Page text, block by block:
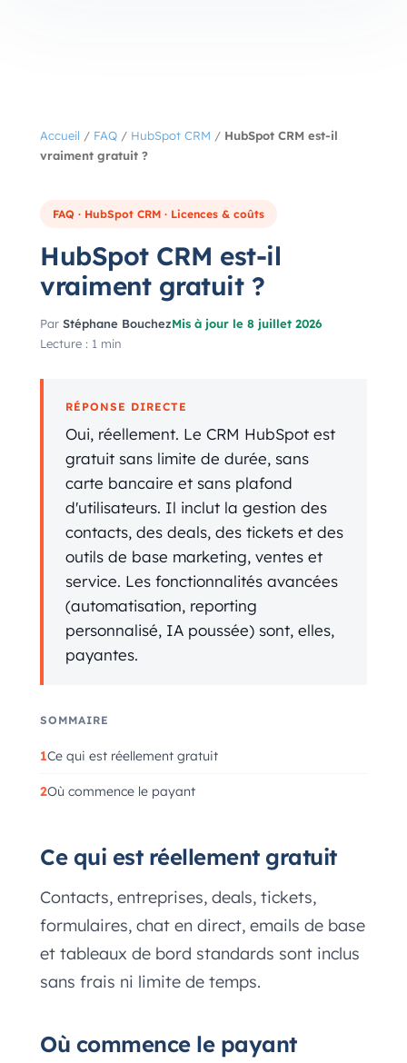
Accueil / FAQ / HubSpot CRM / HubSpot CRM est-il
vraiment gratuit ?
FAQ · HubSpot CRM · Licences & coûts
HubSpot CRM est-il
vraiment gratuit ?
Par Stéphane BouchezMis à jour le 8 juillet 2026
Lecture : 1 min
RÉPONSE DIRECTE
Oui, réellement. Le CRM HubSpot est
gratuit sans limite de durée, sans
carte bancaire et sans plafond
d'utilisateurs. Il inclut la gestion des
contacts, des deals, des tickets et des
outils de base marketing, ventes et
service. Les fonctionnalités avancées
(automatisation, reporting
personnalisé, IA poussée) sont, elles,
payantes.
SOMMAIRE
Ce qui est réellement gratuit
Où commence le payant
Ce qui est réellement gratuit
Contacts, entreprises, deals, tickets,
formulaires, chat en direct, emails de base
et tableaux de bord standards sont inclus
sans frais ni limite de temps.
Où commence le payant